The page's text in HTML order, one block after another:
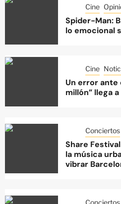
Cine
Spider-Man:
lo emocional
Cine
Un error ante
millón” llega
Conciertos
Share
la música
vibrar
Conciertos